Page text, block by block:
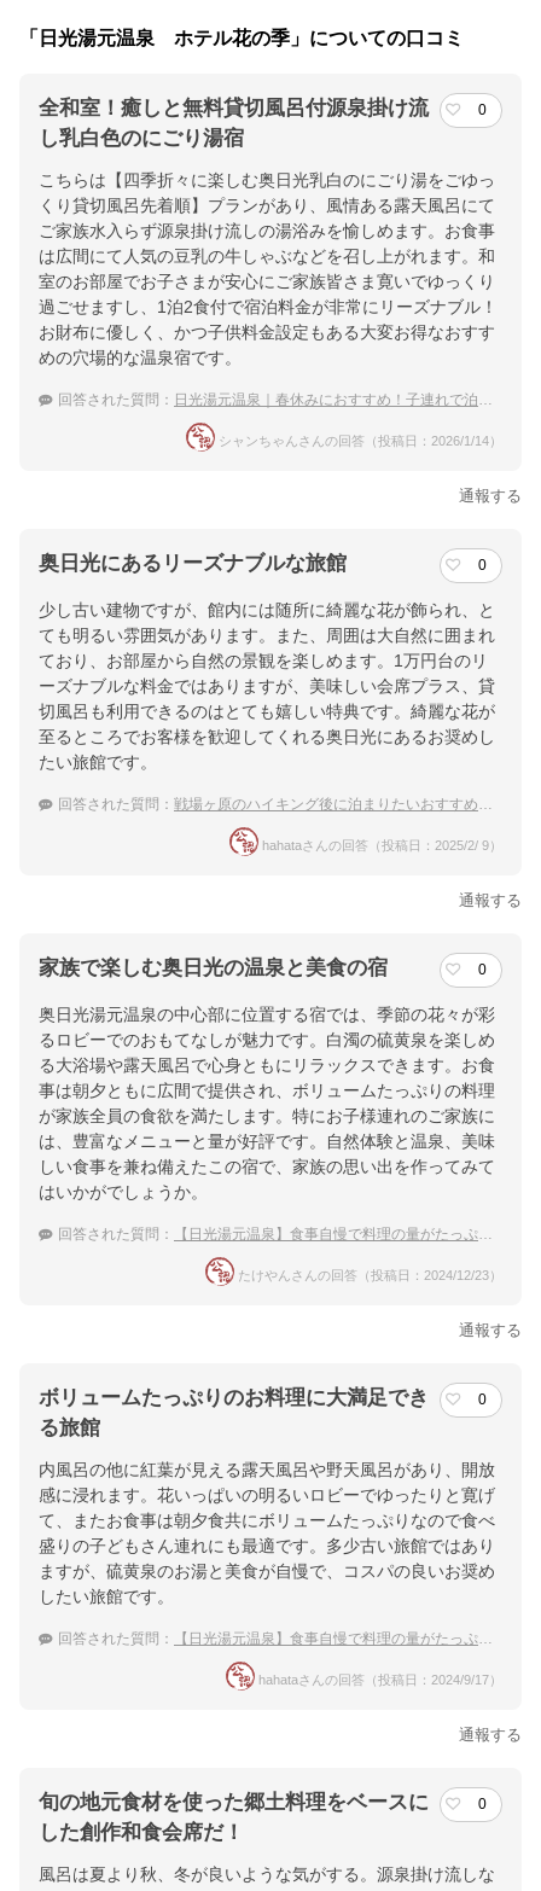
チェックアウ
10:00
交通アクセス
提供：楽天トラベル
楽天トラベルで
ホテル詳細を詳しく見る
「日光湯元温泉 ホテル花の季」についての口コミ
全和室！癒しと無料貸切風呂付源泉掛け流
し乳白色のにごり湯宿
0
こちらは【四季折々に楽しむ奥日光乳白のにごり湯をごゆっ
くり貸切風呂先着順】プランがあり、風情ある露天風呂にて
ご家族水入らず源泉掛け流しの湯浴みを愉しめます。お食事
は広間にて人気の豆乳の牛しゃぶなどを召し上がれます。和
室のお部屋でお子さまが安心にご家族皆さま寛いでゆっくり
過ごせますし、1泊2食付で宿泊料金が非常にリーズナブル！
お財布に優しく、かつ子供料金設定もある大変お得なおすす
めの穴場的な温泉宿です。
回答された質問： 日光湯元温泉｜春休みにおすすめ！子連れで泊まれる穴場な宿は？
シャンちゃんさんの回答（投稿日：2026/1/14）
通報する
奥日光にあるリーズナブルな旅館 0
少し古い建物ですが、館内には随所に綺麗な花が飾られ、と
ても明るい雰囲気があります。また、周囲は大自然に囲まれ
ており、お部屋から自然の景観を楽しめます。1万円台のリ
ーズナブルな料金ではありますが、美味しい会席プラス、貸
切風呂も利用できるのはとても嬉しい特典です。綺麗な花が
至るところでお客様を歓迎してくれる奥日光にあるお奨めし
たい旅館です。
回答された質問： 戦場ヶ原のハイキング後に泊まりたいおすすめ温泉宿
hahataさんの回答（投稿日：2025/2/ 9）
通報する
家族で楽しむ奥日光の温泉と美食の宿 0
奥日光湯元温泉の中心部に位置する宿では、季節の花々が彩
るロビーでのおもてなしが魅力です。白濁の硫黄泉を楽しめ
る大浴場や露天風呂で心身ともにリラックスできます。お食
事は朝夕ともに広間で提供され、ボリュームたっぷりの料理
が家族全員の食欲を満たします。特にお子様連れのご家族に
は、豊富なメニューと量が好評です。自然体験と温泉、美味
しい食事を兼ね備えたこの宿で、家族の思い出を作ってみて
はいかがでしょうか。
回答された質問： 【日光湯元温泉】食事自慢で料理の量がたっぷりある素敵な温泉宿を教えて下さい。
たけやんさんの回答（投稿日：2024/12/23）
通報する
ボリュームたっぷりのお料理に大満足でき
る旅館
0
内風呂の他に紅葉が見える露天風呂や野天風呂があり、開放
感に浸れます。花いっぱいの明るいロビーでゆったりと寛げ
て、またお食事は朝夕食共にボリュームたっぷりなので食べ
盛りの子どもさん連れにも最適です。多少古い旅館ではあり
ますが、硫黄泉のお湯と美食が自慢で、コスパの良いお奨め
したい旅館です。
回答された質問： 【日光湯元温泉】食事自慢で料理の量がたっぷりある素敵な温泉宿を教えて下さい。
hahataさんの回答（投稿日：2024/9/17）
通報する
旬の地元食材を使った郷土料理をベースに
した創作和食会席だ！
0
風呂は夏より秋、冬が良いような気がする。源泉掛け流しな